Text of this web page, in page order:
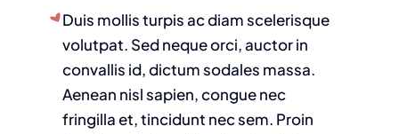
Duis mollis turpis ac diam scelerisque
volutpat. Sed neque orci, auctor in
convallis id, dictum sodales massa.
Aenean nisl sapien, congue nec
fringilla et, tincidunt nec sem. Proin